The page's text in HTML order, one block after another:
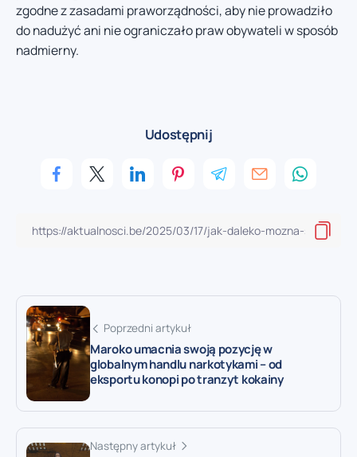
zgodne z zasadami praworządności, aby nie prowadziło
do nadużyć ani nie ograniczało praw obywateli w sposób
nadmierny.
Udostępnij
Poprzedni artykuł
Maroko umacnia swoją pozycję w
globalnym handlu narkotykami – od
eksportu konopi po tranzyt kokainy
Następny artykuł